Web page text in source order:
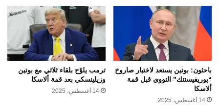
باحثون: بوتين يستعد لاختبار صاروخ
“بوريفيستنك” النووي قبل قمة
ألاسكا
14 أغسطس، 2025
ترمب يلوّح بلقاء ثلاثي مع بوتين
وزيلينسكي بعد قمة ألاسكا
14 أغسطس، 2025